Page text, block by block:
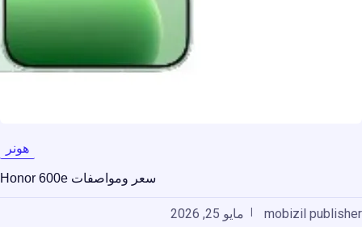
هونر
سعر ومواصفات Honor 600e
mobizil publisher
مايو 25, 2026